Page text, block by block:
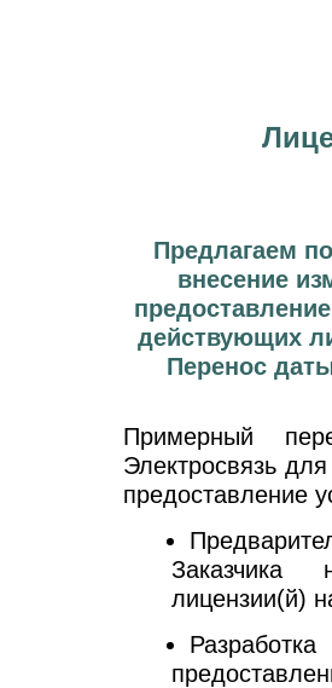
Предлагаем
внесение
действующих
Перенос
Примерный
Электросвязь
предоставление
Заказчика
лицензии(й)